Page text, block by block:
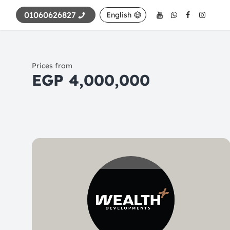
English
01060626827
Prices from
4,000,000 EGP